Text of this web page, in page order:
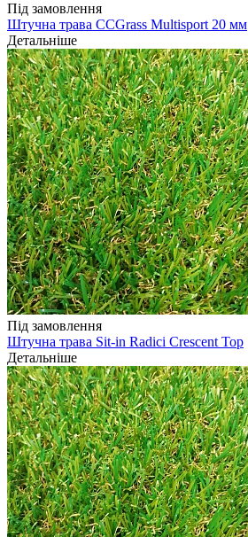
Під замовлення
Штучна трава CCGrass Multisport 20 мм
Детальніше
Під замовлення
Штучна трава Sit-in Radici Crescent Top
Детальніше